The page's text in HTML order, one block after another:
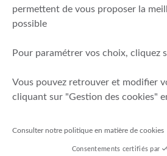
Politique de durabilité
Fonds de garantie des dépôts et de
Mentions légales
Prévention de la fraude
permettent de vous proposer la
possible
Pour paramétrer vos choix, cliquez
Vous pouvez retrouver et modifier
cliquant sur "Gestion des cookies"
Consulter notre politique en matière de cookies
Consentements certifiés par